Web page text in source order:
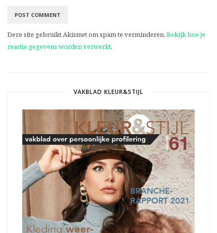
Deze site gebruikt Akismet om spam te verminderen. Bekijk hoe je
reactie gegevens worden verwerkt.
VAKBLAD KLEUR&STIJL